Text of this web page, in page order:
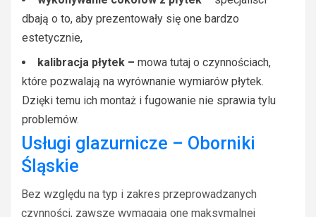
dbają o to, aby prezentowały się one bardzo
estetycznie,
kalibracja płytek – mowa tutaj o czynnościach,
które pozwalają na wyrównanie wymiarów płytek.
Dzięki temu ich montaż i fugowanie nie sprawia tylu
problemów.
Usługi glazurnicze – Oborniki
Śląskie
Bez względu na typ i zakres przeprowadzanych
czynności, zawsze wymagają one maksymalnej